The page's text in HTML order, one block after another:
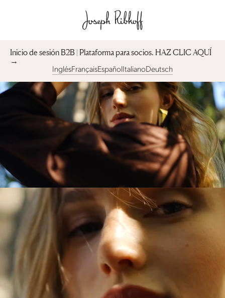
Inicio de sesión B2B | Plataforma para socios︎. HAZ CLIC AQUÍ
→
InglésFrançaisEspañolItalianoDeutsch